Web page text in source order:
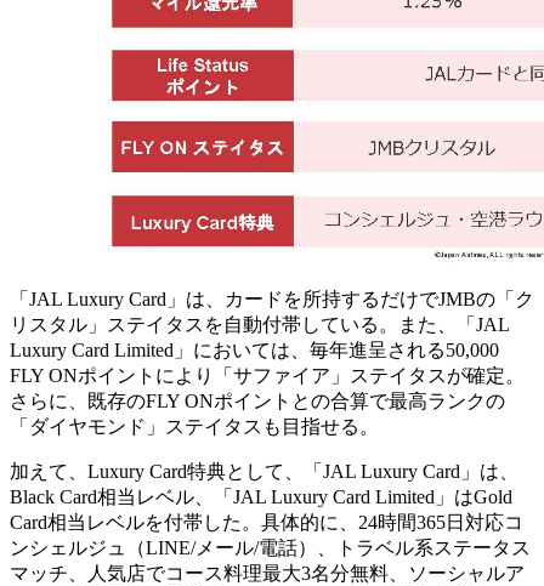
「JAL Luxury Card」は、カードを所持するだけでJMBの「ク
リスタル」ステイタスを自動付帯している。また、「JAL
Luxury Card Limited」においては、毎年進呈される50,000
FLY ONポイントにより「サファイア」ステイタスが確定。
さらに、既存のFLY ONポイントとの合算で最高ランクの
「ダイヤモンド」ステイタスも目指せる。
加えて、Luxury Card特典として、「JAL Luxury Card」は、
Black Card相当レベル、「JAL Luxury Card Limited」はGold
Card相当レベルを付帯した。具体的に、24時間365日対応コ
ンシェルジュ（LINE/メール/電話）、トラベル系ステータス
マッチ、人気店でコース料理最大3名分無料、ソーシャルア